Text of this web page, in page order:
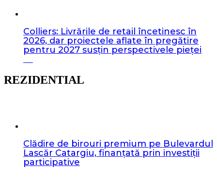
Colliers: Livrările de retail încetinesc în
2026, dar proiectele aflate în pregătire
pentru 2027 susțin perspectivele pieței
REZIDENTIAL
Clădire de birouri premium pe Bulevardul
Lascăr Catargiu, finanțată prin investiții
participative